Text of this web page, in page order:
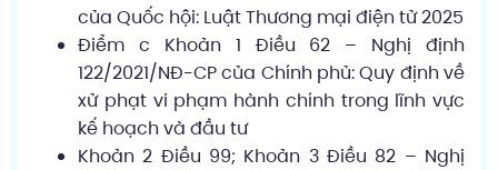
của Quốc hội: Luật Thương mại điện tử 2025
Điểm c Khoản 1 Điều 62 – Nghị định
122/2021/NĐ-CP của Chính phủ: Quy định về
xử phạt vi phạm hành chính trong lĩnh vực
kế hoạch và đầu tư
Khoản 2 Điều 99; Khoản 3 Điều 82 – Nghị